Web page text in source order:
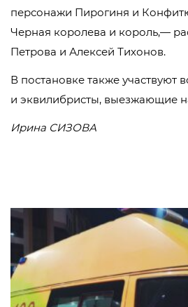
персонажи Пирогиня и
Черная королева и король,—
Петрова и Алексей Тихонов.
В постановке также участвуют
и эквилибристы, выезжающие
Ирина СИЗОВА